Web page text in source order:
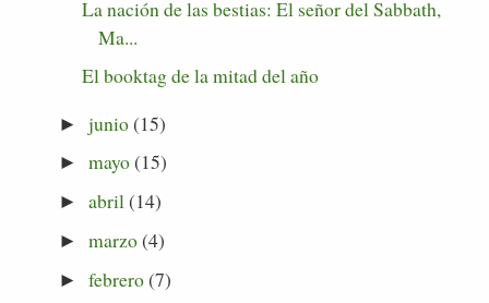
La nación de las bestias: El señor del Sabbath,
Ma...
El booktag de la mitad del año
► junio(15)
► mayo(15)
► abril(14)
► marzo(4)
► febrero(7)